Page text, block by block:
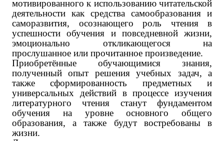
мотивированного к использованию читательской
деятельности как средства самообразования и
саморазвития, осознающего роль чтения в
успешности обучения и повседневной жизни,
эмоционально откликающегося на
прослушанное или прочитанное произведение.
Приобретённые обучающимися знания,
полученный опыт решения учебных задач, а
также сформированность предметных и
универсальных действий в процессе изучения
литературного чтения станут фундаментом
обучения на уровне основного общего
образования, а также будут востребованы в
жизни.